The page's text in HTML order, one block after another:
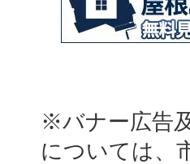
※バナー広告
については、